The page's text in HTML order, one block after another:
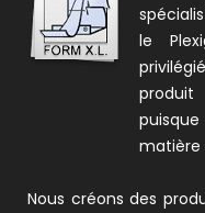
le
matière
Nous créons des